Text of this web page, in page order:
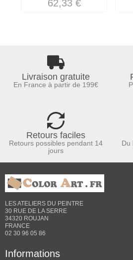
62,33 €
Livraison gratuite
En France à partir de 199€
Retours faciles
Retours possibles pendant 14
jours
Du
LES ATELIERS DU PEINTRE
30 RUE DE LA SERRE
34320 ROUJAN
FRANCE
02 30 96 05 86
Informations